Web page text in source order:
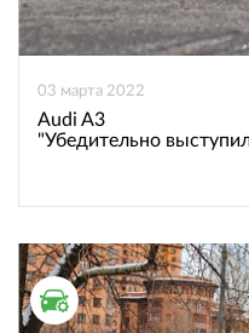
03 марта 2022
Audi A3
"Убедительно
ТЕСТ ДРАЙВ